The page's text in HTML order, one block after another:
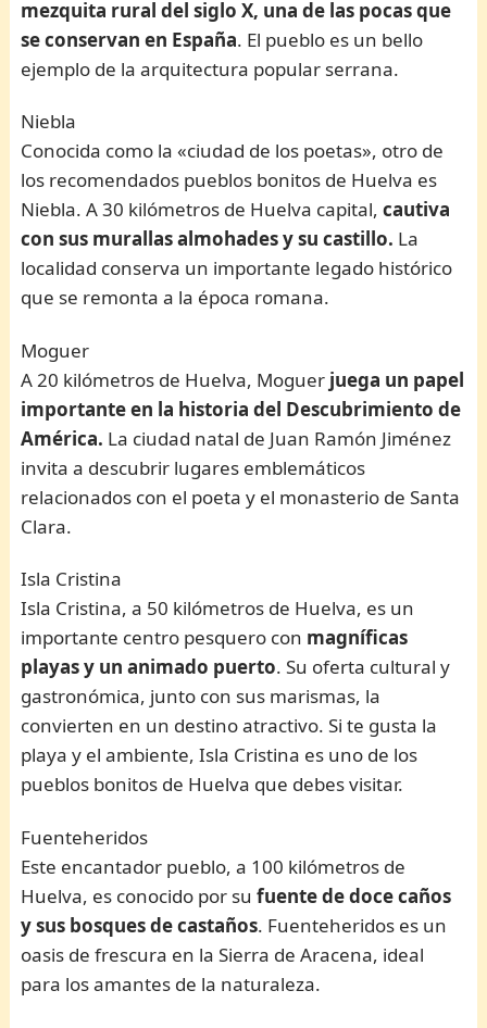
mezquita rural del siglo X, una de las pocas que
se conservan en España. El pueblo es un bello
ejemplo de la arquitectura popular serrana.
Niebla
Conocida como la «ciudad de los poetas», otro de
los recomendados pueblos bonitos de Huelva es
Niebla. A 30 kilómetros de Huelva capital,cautiva
con sus murallas almohades y su castillo. La
localidad conserva un importante legado histórico
que se remonta a la época romana.
Moguer
A 20 kilómetros de Huelva, Moguer juega un papel
importante en la historia del Descubrimiento de
América. La ciudad natal de Juan Ramón Jiménez
invita a descubrir lugares emblemáticos
relacionados con el poeta y el monasterio de Santa
Clara.
Isla Cristina
Isla Cristina, a 50 kilómetros de Huelva, es un
importante centro pesquero con magníficas
playas y un animado puerto. Su oferta cultural y
gastronómica, junto con sus marismas, la
convierten en un destino atractivo. Si te gusta la
playa y el ambiente, Isla Cristina es uno de los
pueblos bonitos de Huelva que debes visitar.
Fuenteheridos
Este encantador pueblo, a 100 kilómetros de
Huelva, es conocido por sufuente de doce caños
y sus bosques de castaños. Fuenteheridos es un
oasis de frescura en la Sierra de Aracena, ideal
para los amantes de la naturaleza.